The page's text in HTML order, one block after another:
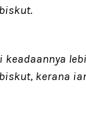
kerana